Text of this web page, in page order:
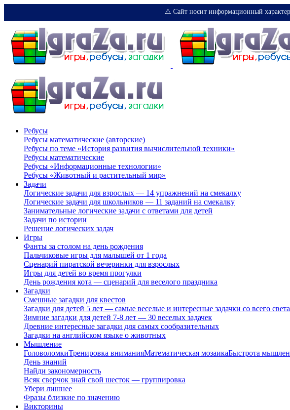
⚠️ Сайт носит информационный
Ребусы
Ребусы математические (авторские)
Ребусы по теме «История развития вычислительной техники»
Ребусы математические
Ребусы «Информационные технологии»
Ребусы «Животный и растительный мир»
Задачи
Логические задачи для взрослых — 14 упражнений на смекалку
Логические задачи для школьников — 11 заданий на смекалку
Занимательные логические задачи с ответами для детей
Задачи по истории
Решение логических задач
Игры
Фанты за столом на день рождения
Пальчиковые игры для малышей от 1 года
Сценарий пиратской вечеринки для взрослых
Игры для детей во время прогулки
День рождения кота — сценарий для веселого праздника
Загадки
Смешные загадки для квестов
Загадки для детей 5 лет — самые веселые и интересные задачки со всего света
Зимние загадки для детей 7-8 лет — 30 веселых задачек
Древние интересные загадки для самых сообразительных
Загадки на английском языке о животных
Мышление
ГоловоломкиТренировка вниманияМатематическая мозаикаБыстрота
День знаний
Найди закономерность
Всяк сверчок знай свой шесток — группировка
Убери лишнее
Фразы близкие по значению
Викторины